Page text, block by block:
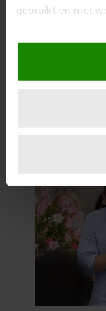
gebruikt en met
Als u het
locatie, die
scannen op
verwerkt en stel
intrekken in de
We gebruiken
personaliseren,
en om ons
informatie over
partners voor
partners kunnen